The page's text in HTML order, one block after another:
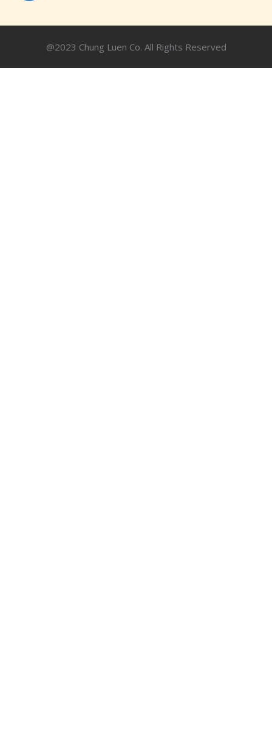
@2023 Chung Luen Co. All Rights Reserved